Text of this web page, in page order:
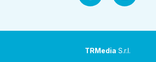
TRMedia S.r.l.